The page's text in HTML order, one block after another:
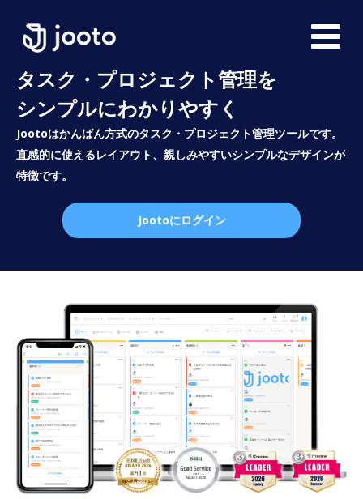
タスク・プロジェクト管理を
シンプルにわかりやすく
Jootoはかんばん方式のタスク・プロジェクト管理ツールです。
直感的に使えるレイアウト、親しみやすいシンプルなデザインが
特徴です。
Jootoにログイン